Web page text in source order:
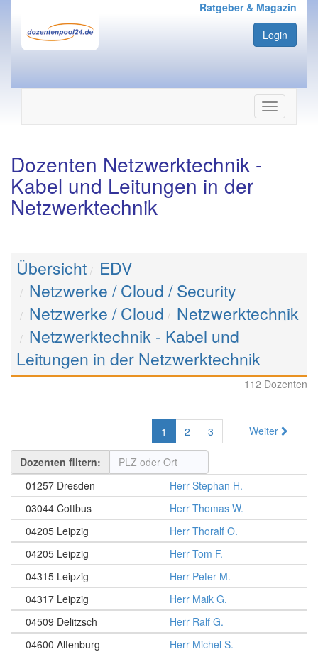
Ratgeber & Magazin
Login
Navigation
ein-/
Dozenten Netzwerktechnik -
Kabel und Leitungen in der
Netzwerktechnik
Übersicht
EDV
Netzwerke / Cloud / Security
Netzwerke / Cloud
Netzwerktechnik
Netzwerktechnik - Kabel und
Leitungen in der Netzwerktechnik
112 Dozenten
1 2 3 Weiter
Dozenten filtern:
01257 Dresden
Herr Stephan H.
03044 Cottbus
Herr Thomas W.
04205 Leipzig
Herr Thoralf O.
04205 Leipzig
Herr Tom F.
04315 Leipzig
Herr Peter M.
04317 Leipzig
Herr Maik G.
04509 Delitzsch
Herr Ralf G.
04600 Altenburg
Herr Michel S.